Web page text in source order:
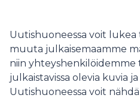
Uutishuoneessa voit
muuta julkaisemaamme
niin yhteyshenkilöidemme
julkaistavissa olevia kuvia
Uutishuoneessa voit